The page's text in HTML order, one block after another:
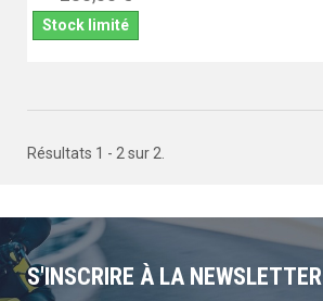
Stock limité
Résultats 1 - 2 sur 2.
S'INSCRIRE À LA NEWSLETTER